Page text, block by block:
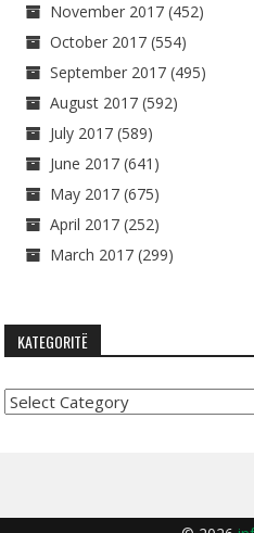
November 2017 (452)
October 2017 (554)
September 2017 (495)
August 2017 (592)
July 2017 (589)
June 2017 (641)
May 2017 (675)
April 2017 (252)
March 2017 (299)
KATEGORITË
Kategoritë